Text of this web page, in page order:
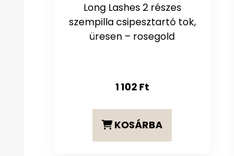
Long Lashes 2 részes
szempilla csipesztartó tok,
üresen – rosegold
1 102 Ft
KOSÁRBA